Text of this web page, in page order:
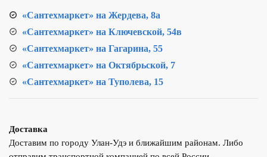
«Сантехмаркет» на Жердева, 8а
«Сантехмаркет» на Ключевской, 54в
«Сантехмаркет» на Гагарина, 55
«Сантехмаркет» на Октябрьской, 7
«Сантехмаркет» на Туполева, 15
Доставка
Доставим по городу Улан-Удэ и ближайшим районам. Либо